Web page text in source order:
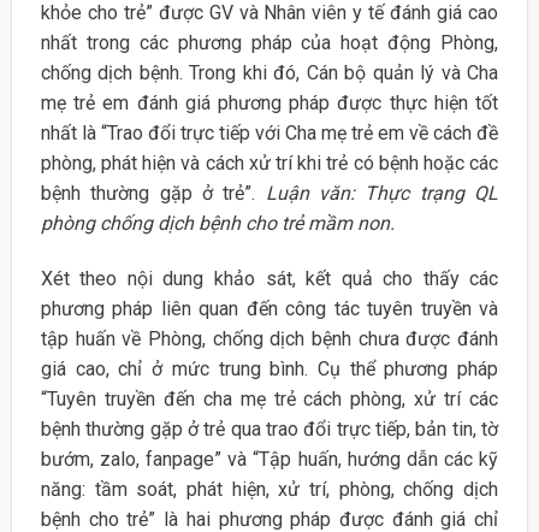
khỏe cho trẻ” được GV và Nhân viên y tế đánh giá cao
nhất trong các phương pháp của hoạt động Phòng,
chống dịch bệnh. Trong khi đó, Cán bộ quản lý và Cha
mẹ trẻ em đánh giá phương pháp được thực hiện tốt
nhất là “Trao đổi trực tiếp với Cha mẹ trẻ em về cách đề
phòng, phát hiện và cách xử trí khi trẻ có bệnh hoặc các
bệnh thường gặp ở trẻ”. Luận văn: Thực trạng QL
phòng chống dịch bệnh cho trẻ mầm non.
Xét theo nội dung khảo sát, kết quả cho thấy các
phương pháp liên quan đến công tác tuyên truyền và
tập huấn về Phòng, chống dịch bệnh chưa được đánh
giá cao, chỉ ở mức trung bình. Cụ thể phương pháp
“Tuyên truyền đến cha mẹ trẻ cách phòng, xử trí các
bệnh thường gặp ở trẻ qua trao đổi trực tiếp, bản tin, tờ
bướm, zalo, fanpage” và “Tập huấn, hướng dẫn các kỹ
năng: tầm soát, phát hiện, xử trí, phòng, chống dịch
bệnh cho trẻ” là hai phương pháp được đánh giá chỉ